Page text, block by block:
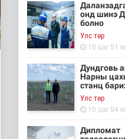
онд шинэ
болно
Улс төр
10 цаг 51
Дундговь
Нарны
станц
Улс төр
10 цаг 54
Дипломат